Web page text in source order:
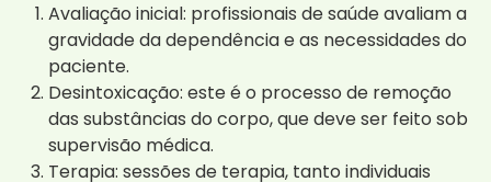
Avaliação inicial: profissionais de saúde avaliam a
gravidade da dependência e as necessidades do
paciente.
Desintoxicação: este é o processo de remoção
das substâncias do corpo, que deve ser feito sob
supervisão médica.
Terapia: sessões de terapia, tanto individuais